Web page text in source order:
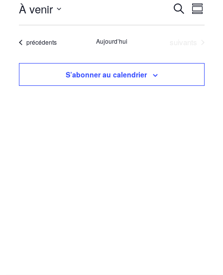
et
Recherche
de
Résumé
À venir
Sélectionnez
date
Évènements
précédents Aujourd’hui
S’abonner au calendrier